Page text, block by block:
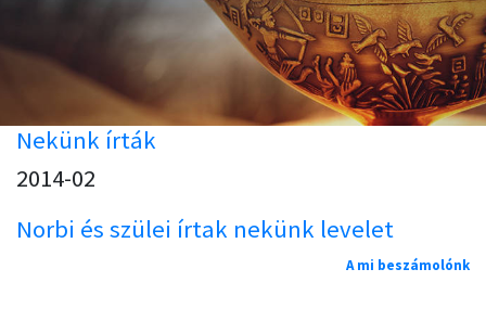
Nekünk írták
2014-02
Norbi és szülei írtak nekünk levelet
A mi beszámolónk